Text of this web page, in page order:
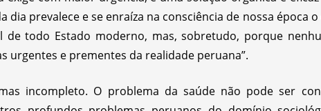
dia prevalece e se enraíza na consciência de nossa época
de todo Estado moderno, mas, sobretudo, porque
urgentes e prementes da realidade peruana”.
incompleto. O problema da saúde não pode ser